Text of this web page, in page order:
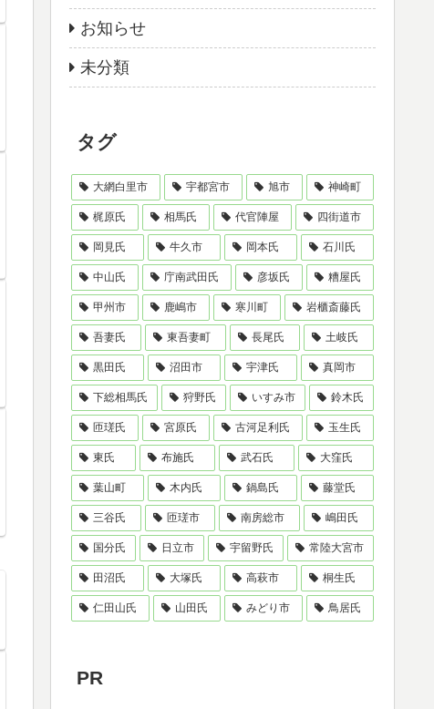
お知らせ
未分類
タグ
大網白里市 宇都宮市 旭市 神崎町
梶原氏 相馬氏 代官陣屋 四街道市
岡見氏 牛久市 岡本氏 石川氏
中山氏 庁南武田氏 彦坂氏 糟屋氏
甲州市 鹿嶋市 寒川町 岩櫃斎藤氏
吾妻氏 東吾妻町 長尾氏 土岐氏
黒田氏 沼田市 宇津氏 真岡市
下総相馬氏 狩野氏 いすみ市 鈴木氏
匝瑳氏 宮原氏 古河足利氏 玉生氏
東氏 布施氏 武石氏 大窪氏
葉山町 木内氏 鍋島氏 藤堂氏
三谷氏 匝瑳市 南房総市 嶋田氏
国分氏 日立市 宇留野氏 常陸大宮市
田沼氏 大塚氏 高萩市 桐生氏
仁田山氏 山田氏 みどり市 鳥居氏
PR